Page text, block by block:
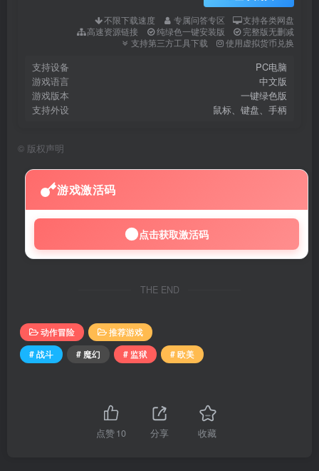
不限下载速度 专属问答专区
支持各类网盘
高速资源链接
纯绿色一键安装版
完整版无删减
支持第三方工具下载
使用虚拟货币兑换
支持设备
PC电脑
游戏语言
中文版
游戏版本
一键绿色版
支持外设
鼠标、键盘、手柄
© 版权声明
游戏激活码
点击获取激活码
THE END
动作冒险
推荐游戏
# 战斗
# 魔幻 # 监狱 # 欧美
点赞10 分享 收藏